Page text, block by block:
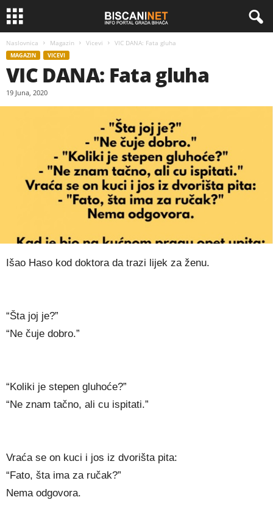
Naslovnica Magazin Vicevi VIC DANA: Fata gluha
MAGAZIN VICEVI
VIC DANA: Fata gluha
19 Juna, 2020
Išao Haso kod doktora da trazi lijek za ženu.
“Šta joj je?”
“Ne čuje dobro.”
“Koliki je stepen gluhoće?”
“Ne znam tačno, ali cu ispitati.”
Vraća se on kuci i jos iz dvorišta pita:
“Fato, šta ima za ručak?”
Nema odgovora.